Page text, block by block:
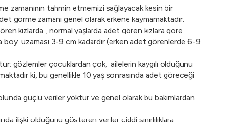
zamanının tahmin etmemizi sağlayacak kesin bir
görme zamanı genel olarak erkene kaymamaktadır.
kızlarda , normal yaşlarda adet gören kızlara göre
boy uzaması 3-9 cm kadardır (erken adet görenlerde 6-9
gözlemler çocuklardan çok, ailelerin kaygılı olduğunu
ki, bu genellikle 10 yaş sonrasında adet göreceği
güçlü veriler yoktur ve genel olarak bu bakımlardan
ilişki olduğunu gösteren veriler ciddi sınırlılıklara